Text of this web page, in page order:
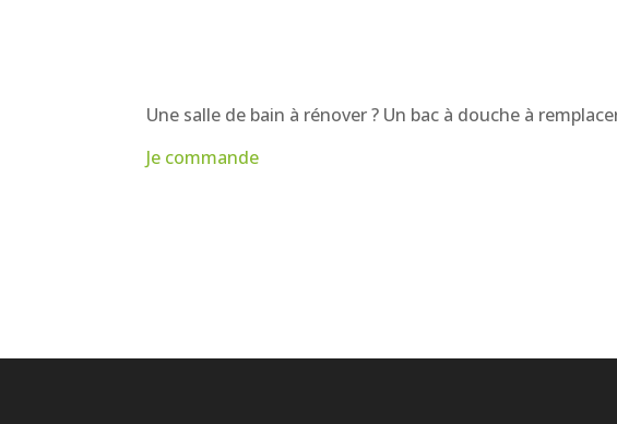
Une salle de bain à rénover ? Un bac à douche à
Je commande